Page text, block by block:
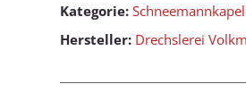
Kategorie:
Hersteller: Drechslerei